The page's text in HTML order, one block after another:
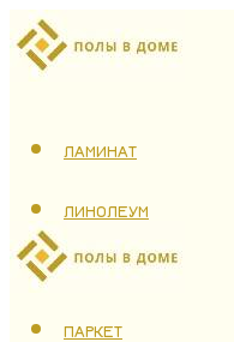
ЛАМИНАТ
ЛИНОЛЕУМ
ТЕПЛЫЙ ПОЛ
ПАРКЕТ